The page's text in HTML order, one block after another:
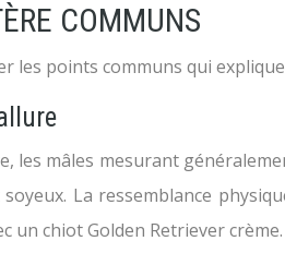
COMMUNS
les points communs qui
les mâles mesurant
La ressemblance
un chiot Golden Retriever crème.